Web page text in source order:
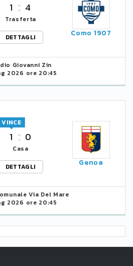
1 4
Trasferta
DETTAGLI
Como 1907
Giovanni Zin
2026 ore 20:45
1
VINCE
0
Casa
DETTAGLI
Genoa
Via Del Mare
2026 ore 20:45